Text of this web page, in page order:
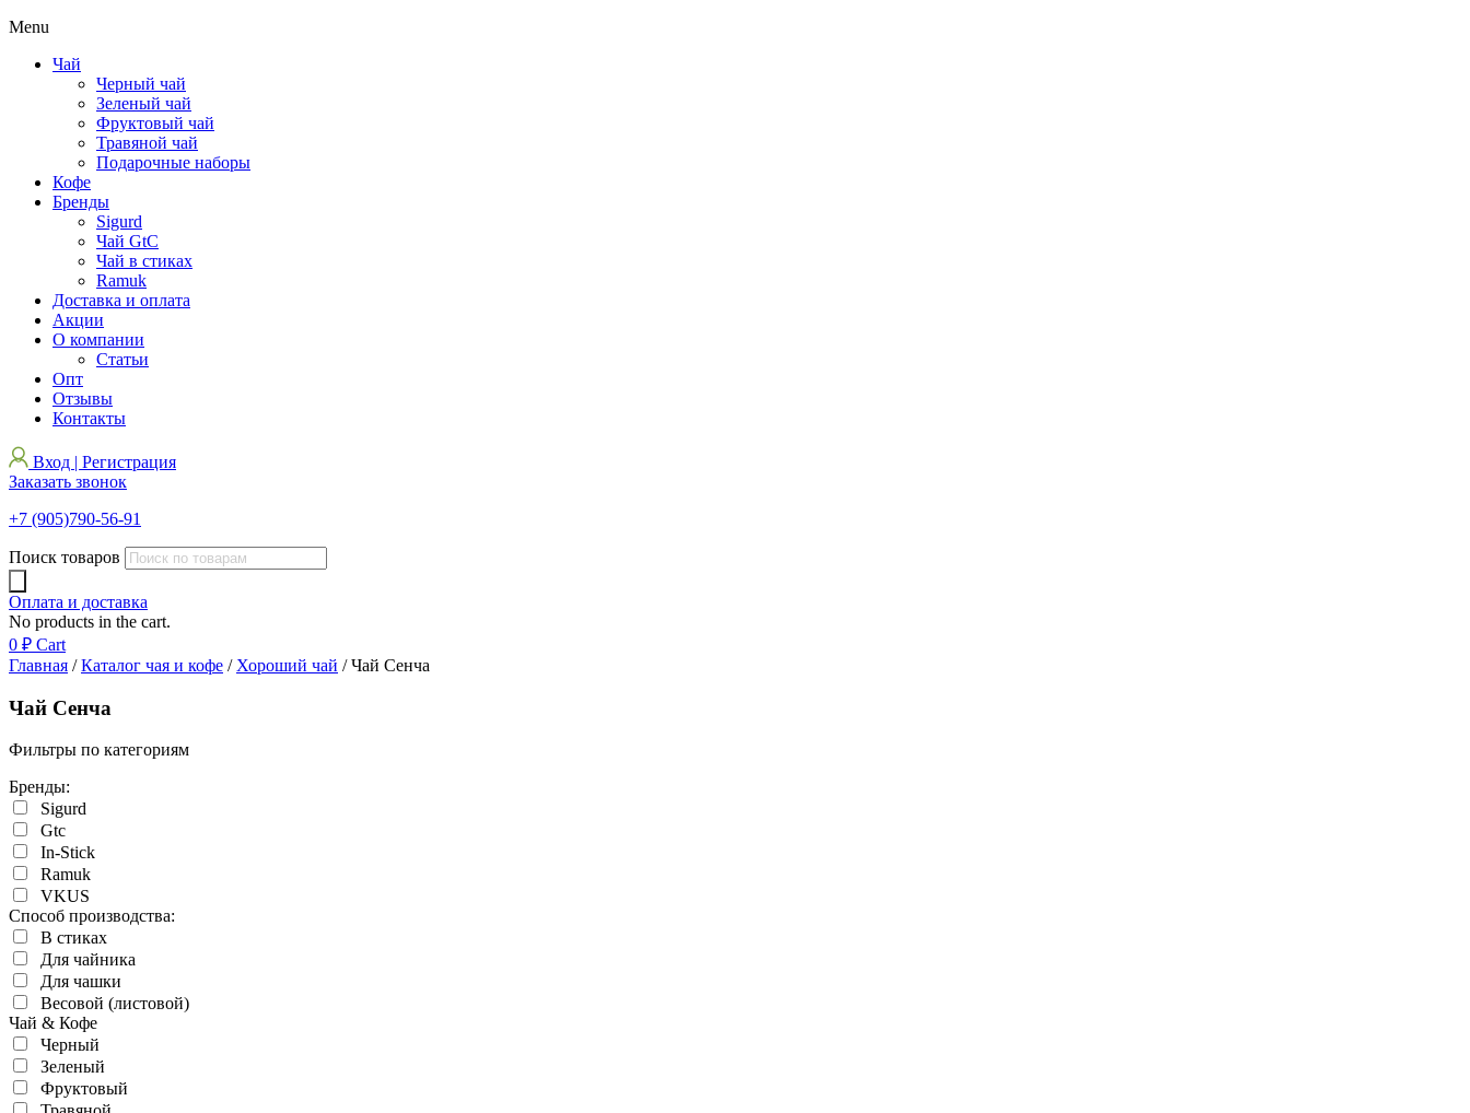
Menu
Чай
Черный чай
Зеленый чай
Фруктовый чай
Травяной чай
Подарочные наборы
Кофе
Бренды
Sigurd
Чай GtC
Чай в стиках
Ramuk
Доставка и оплата
Акции
О компании
Статьи
Опт
Отзывы
Контакты
Вход | Регистрация
Заказать звонок
+7 (905)790-56-91
Поиск товаров
Оплата и доставка
No products in the cart.
0 ₽ Cart
Главная /Каталог чая и кофе / Хороший чай / Чай Сенча
Чай Сенча
Фильтры по категориям
Бренды:
Sigurd
Gtc
In-Stick
Ramuk
VKUS
Cпособ производства:
В стиках
Для чайника
Для чашки
Весовой (листовой)
Чай & Кофе
Черный
Зеленый
Фруктовый